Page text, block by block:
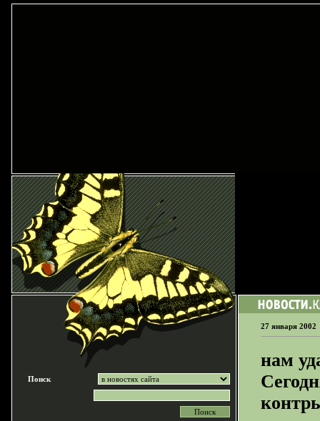
Поиск
27 января 2002
нам